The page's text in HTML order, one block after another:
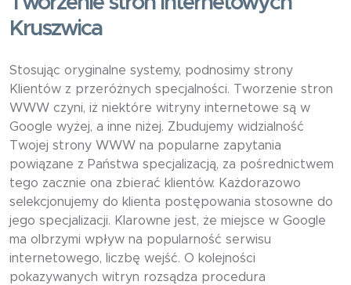
Kruszwica
Stosując oryginalne systemy, podnosimy strony
Klientów z przeróżnych specjalności. Tworzenie stron
WWW czyni, iż niektóre witryny internetowe są w
Google wyżej, a inne niżej. Zbudujemy widzialność
Twojej strony WWW na popularne zapytania
powiązane z Państwa specjalizacją, za pośrednictwem
tego zacznie ona zbierać klientów. Każdorazowo
selekcjonujemy do klienta postępowania stosowne do
jego specjalizacji. Klarowne jest, że miejsce w Google
ma olbrzymi wpływ na popularność serwisu
internetowego, liczbę wejść. O kolejności
pokazywanych witryn rozsądza procedura